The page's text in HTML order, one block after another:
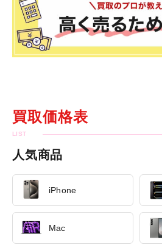
買取価格表
人気商品
iPhone
Mac